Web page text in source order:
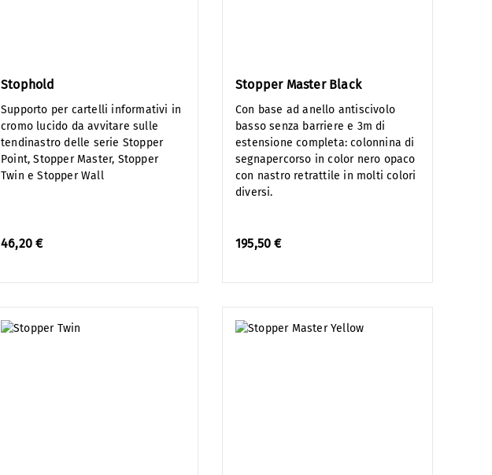
Stophold
Supporto per cartelli informativi in
cromo lucido da avvitare sulle
tendinastro delle serie Stopper
Point, Stopper Master, Stopper
Twin e Stopper Wall
46,20 €
Stopper Master Black
Con base ad anello antiscivolo
basso senza barriere e 3m di
estensione completa: colonnina di
segnapercorso in color nero opaco
con nastro retrattile in molti colori
diversi.
195,50 €